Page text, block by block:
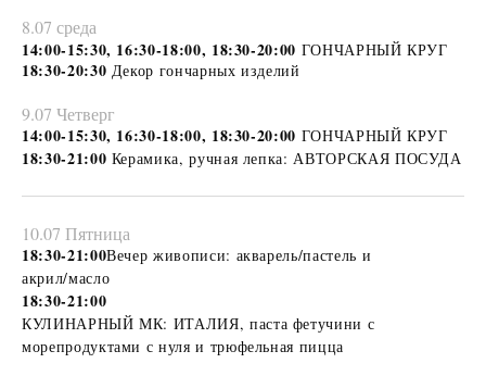
8.07 среда
14:00-15:30, 16:30-18:00, 18:30-20:00 ГОНЧАРНЫЙ КРУГ
18:30-20:30 Декор гончарных изделий
9.07 Четверг
14:00-15:30, 16:30-18:00, 18:30-20:00 ГОНЧАРНЫЙ КРУГ
18:30-21:00 Керамика, ручная лепка: АВТОРСКАЯ ПОСУДА
10.07 Пятница
18:30-21:00Вечер живописи: акварель/пастель и
акрил/масло
18:30-21:00
КУЛИНАРНЫЙ МК: ИТАЛИЯ, паста фетучини с
морепродуктами с нуля и трюфельная пицца